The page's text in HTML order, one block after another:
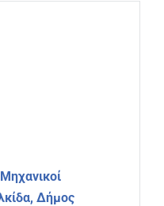
Δήμος